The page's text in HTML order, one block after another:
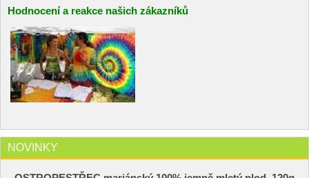
Hodnocení a reakce našich zákazníků
NOVINKY